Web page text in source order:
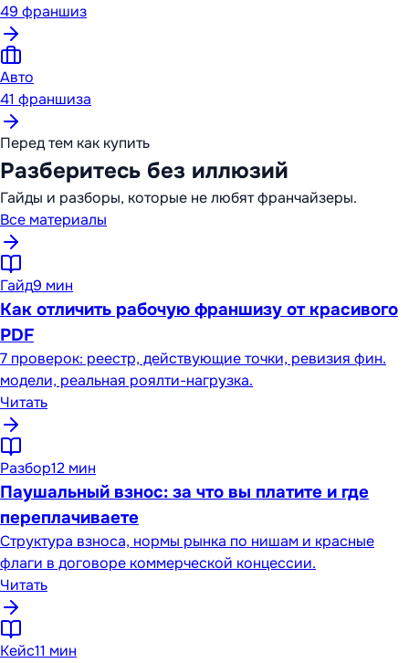
49 франшиз
Авто
41 франшиза
Перед тем как купить
Разберитесь без иллюзий
Гайды и разборы, которые не любят франчайзеры.
Все материалы
Гайд9 мин
Как отличить рабочую франшизу от красивого
PDF
7 проверок: реестр, действующие точки, ревизия фин.
модели, реальная роялти-нагрузка.
Читать
Разбор12 мин
Паушальный взнос: за что вы платите и где
переплачиваете
Структура взноса, нормы рынка по нишам и красные
флаги в договоре коммерческой концессии.
Читать
Кейс11 мин